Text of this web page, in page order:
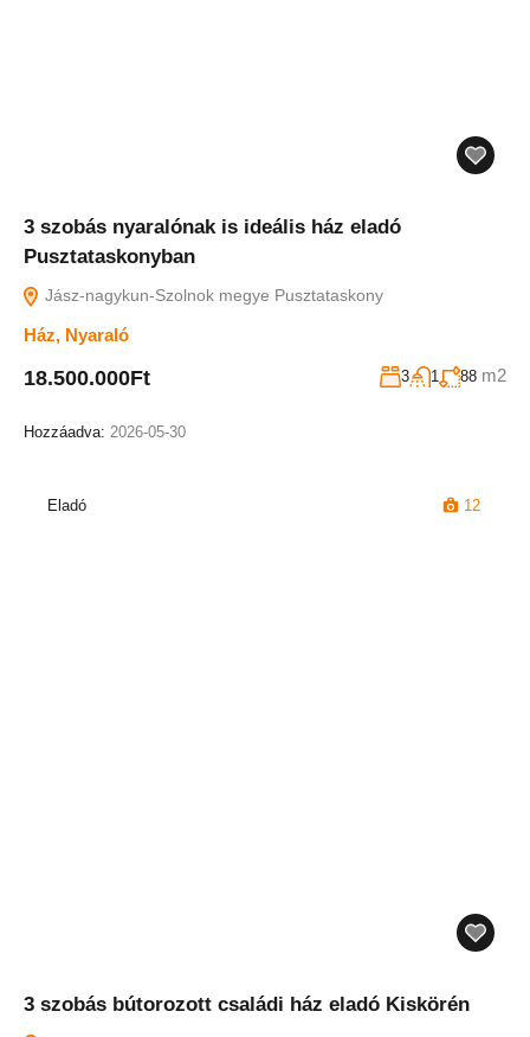
3 szobás nyaralónak is ideális ház eladó
Pusztataskonyban
Jász-nagykun-Szolnok megye Pusztataskony
Ház, Nyaraló
18.500.000Ft 3 1 88 m2
Hozzáadva: 2026-05-30
Eladó 12
3 szobás bútorozott családi ház eladó Kiskörén